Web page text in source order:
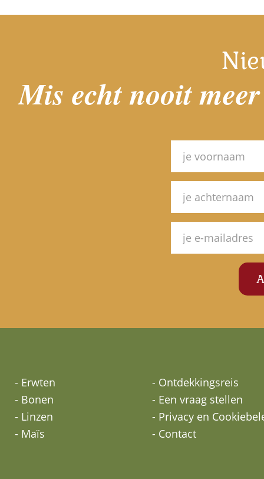
Mis echt nooit
- Erwten
- Bonen
- Linzen
- Maïs
- Ontdekkingsreis
- Een vraag stellen
- Privacy en
- Contact